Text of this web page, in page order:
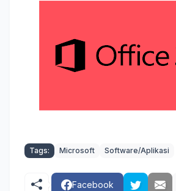
Tags: Microsoft Software/Aplikasi
Facebook